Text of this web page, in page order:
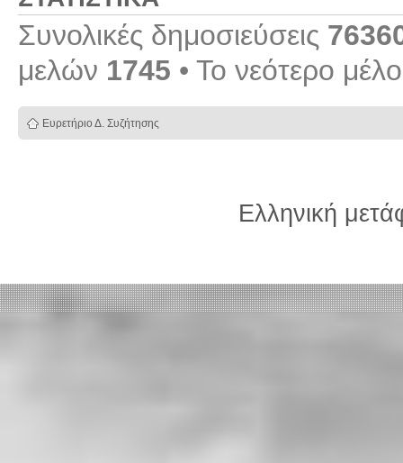
Συνολικές δημοσιεύσεις
μελών 1745 • Το νεότερο
Ευρετήριο Δ. Συζήτησης
Ελληνική